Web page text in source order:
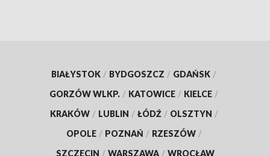
BIAŁYSTOK / BYDGOSZCZ / GDAŃSK /
GORZÓW WLKP. / KATOWICE / KIELCE /
KRAKÓW / LUBLIN / ŁÓDŹ / OLSZTYN /
OPOLE / POZNAŃ / RZESZÓW /
SZCZECIN / WARSZAWA / WROCŁAW